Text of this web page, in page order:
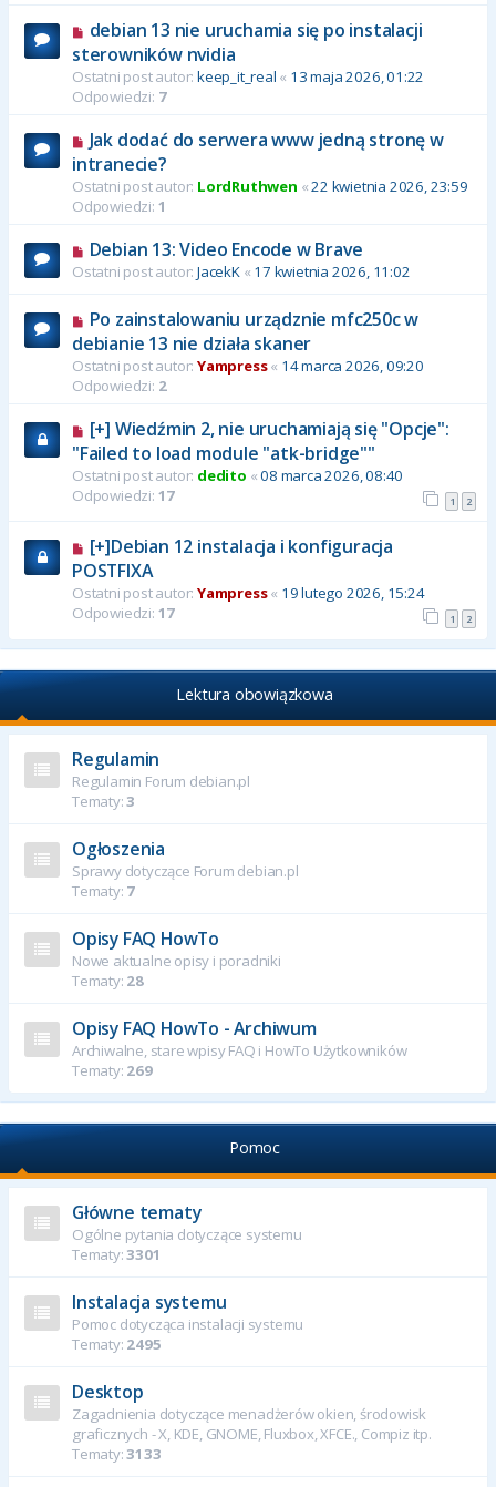
debian 13 nie uruchamia się po instalacji
sterowników nvidia
Ostatni post autor: keep_it_real « 13 maja 2026, 01:22
Odpowiedzi: 7
Jak dodać do serwera www jedną stronę w
intranecie?
Ostatni post autor: LordRuthwen «22 kwietnia 2026, 23:59
Odpowiedzi: 1
Debian 13: Video Encode w Brave
Ostatni post autor: JacekK« 17 kwietnia 2026, 11:02
Po zainstalowaniu urządznie mfc250c w
debianie 13 nie działa skaner
Ostatni post autor: Yampress« 14 marca 2026, 09:20
Odpowiedzi: 2
[+] Wiedźmin 2, nie uruchamiają się "Opcje":
"Failed to load module "atk-bridge""
Ostatni post autor: dedito «08 marca 2026, 08:40
Odpowiedzi: 17 1 2
[+]Debian 12 instalacja i konfiguracja
POSTFIXA
Ostatni post autor: Yampress« 19 lutego 2026, 15:24
Odpowiedzi: 17 1 2
Lektura obowiązkowa
Regulamin
Regulamin Forum debian.pl
Tematy:3
Ogłoszenia
Sprawy dotyczące Forum debian.pl
Tematy: 7
Opisy FAQ HowTo
Nowe aktualne opisy i poradniki
Tematy: 28
Opisy FAQ HowTo - Archiwum
Archiwalne, stare wpisy FAQ i HowTo Użytkowników
Tematy: 269
Pomoc
Główne tematy
Ogólne pytania dotyczące systemu
Tematy:3301
Instalacja systemu
Pomoc dotycząca instalacji systemu
Tematy: 2495
Desktop
Zagadnienia dotyczące menadżerów okien, środowisk
graficznych - X, KDE, GNOME, Fluxbox, XFCE., Compiz itp.
Tematy:3133